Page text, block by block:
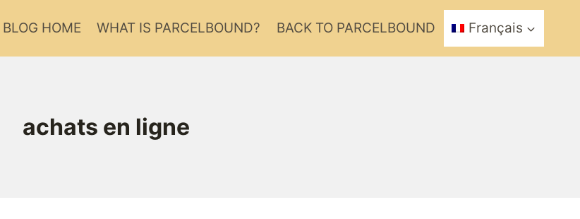
BLOG HOME WHAT IS PARCELBOUND? BACK TO PARCELBOUND Français
achats en ligne